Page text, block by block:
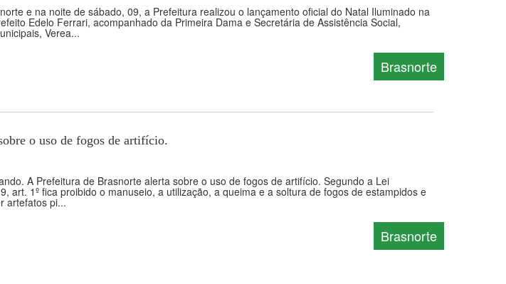
e na noite de sábado, 09, a Prefeitura realizou o lançamento oficial do Natal Iluminado na
Edelo Ferrari, acompanhado da Primeira Dama e Secretária de Assistência Social,
Verea...
Brasnorte
o uso de fogos de artifício.
A Prefeitura de Brasnorte alerta sobre o uso de fogos de artifício. Segundo a Lei
art. 1º fica proibido o manuseio, a utilização, a queima e a soltura de fogos de estampidos e
artefatos pi...
Brasnorte